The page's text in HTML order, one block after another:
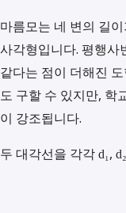
마름모는 네 변의 길
사각형입니다. 평행사
같다는 점이 더해진
도 구할 수 있지만, 학
이 강조됩니다.
두 대각선을 각각 d₁, d₂